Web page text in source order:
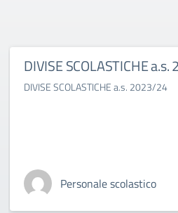
DIVISE SCOLASTICHE
DIVISE SCOLASTICHE a.s. 2023/24
Personale scolastico